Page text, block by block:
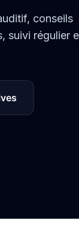
conseils
suivi régulier